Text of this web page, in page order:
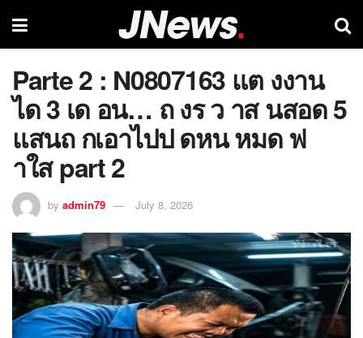
Parte 2 : N0807163 แต งงาน
ได 3 เด อน… ถ งร ว าส นสอด 5
แสนถ กเอาไปป ดหน หมด ฟ
าใส part 2
by admin79 July 8, 2026